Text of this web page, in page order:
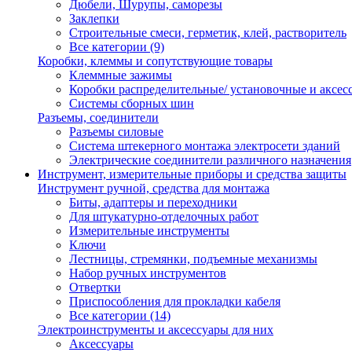
Дюбели, Шурупы, саморезы
Заклепки
Строительные смеси, герметик, клей, растворитель
Все категории (9)
Коробки, клеммы и сопутствующие товары
Клеммные зажимы
Коробки распределительные/ установочные и
Системы сборных шин
Разъемы, соединители
Разъемы силовые
Система штекерного монтажа электросети зданий
Электрические соединители различного назначения
Инструмент, измерительные приборы и средства защиты
Инструмент ручной, средства для монтажа
Биты, адаптеры и переходники
Для штукатурно-отделочных работ
Измерительные инструменты
Ключи
Лестницы, стремянки, подъемные механизмы
Набор ручных инструментов
Отвертки
Приспособления для прокладки кабеля
Все категории (14)
Электроинструменты и аксессуары для них
Аксессуары